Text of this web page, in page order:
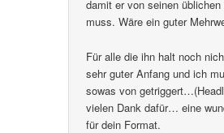
damit er von seinen
muss. Wäre ein guter
Für alle die ihn halt noch
sehr guter Anfang und ich
sowas von
vielen Dank dafür… eine
für dein Format.